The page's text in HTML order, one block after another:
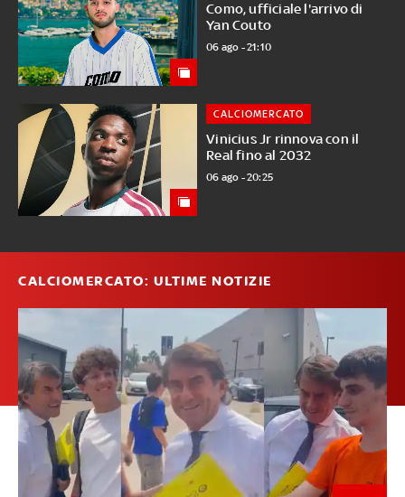
Como, ufficiale l'arrivo di
Yan Couto
06 ago - 21:10
Vinicius Jr rinnova con il
Real fino al 2032
CALCIOMERCATO
06 ago - 20:25
CALCIOMERCATO: ULTIME NOTIZIE